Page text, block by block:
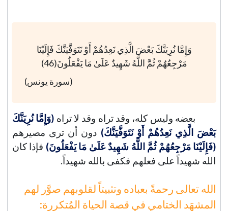
وَإِمَّا نُرِيَنَّكَ بَعْضَ الَّذِي نَعِدُهُمْ أَوْ نَتَوَفَّيَنَّكَ فَإِلَيْنَا
مَرْجِعُهُمْ ثُمَّ اللَّهُ شَهِيدٌ عَلَىٰ مَا يَفْعَلُونَ(46)
(سورة يونس)
بعضه وليس كله، وقد تراه وقد لا تراه (وَإِمَّا نُرِيَنَّكَ
بَعْضَ الَّذِي نَعِدُهُمْ أَوْ نَتَوَفَّيَنَّكَ) دون أن ترى مصيرهم
(فَإِلَيْنَا مَرْجِعُهُمْ ثُمَّ اللَّهُ شَهِيدٌ عَلَىٰ مَا يَفْعَلُونَ) فإذا كان
الله شهيداً على فعلهم فكفى بالله شهيداً.
الله تعالى رحمةً بعباده وتثبيتاً لقلوبهم صوَّر لهم
المشهَد الختامي في قصة الحياة المُتكررة: